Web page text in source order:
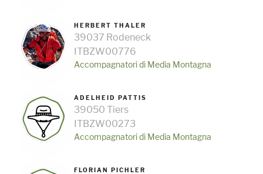
HERBERT THALER
39037 Rodeneck
ITBZW00776
Accompagnatori di Media Montagna
ADELHEID PATTIS
39050 Tiers
ITBZW00273
Accompagnatori di Media Montagna
FLORIAN PICHLER